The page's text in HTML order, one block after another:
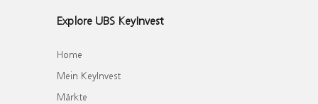
Explore UBS KeyInvest
Home
Mein KeyInvest
Märkte